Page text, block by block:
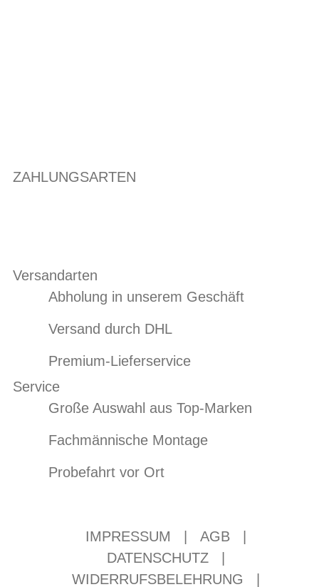
ZAHLUNGSARTEN
Versandarten
Abholung in unserem Geschäft
Versand durch DHL
Premium-Lieferservice
Service
Große Auswahl aus Top-Marken
Fachmännische Montage
Probefahrt vor Ort
IMPRESSUM AGB
DATENSCHUTZ
WIDERRUFSBELEHRUNG